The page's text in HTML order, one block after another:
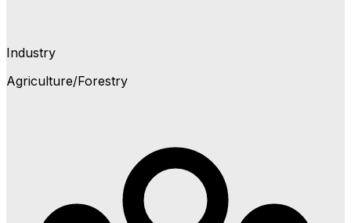
Industry
Agriculture/Forestry